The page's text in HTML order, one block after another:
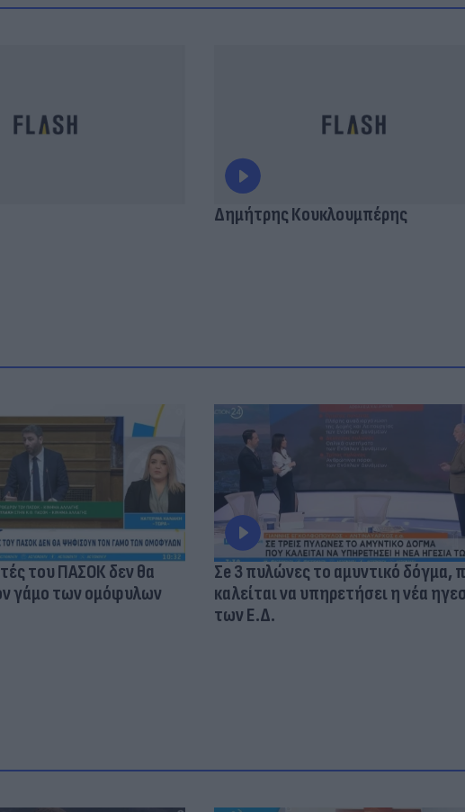
Δημήτρης Κουκλουμπέρης
του ΠΑΣΟΚ δεν θα
γάμο των ομόφυλων
Σe 3 πυλώνες το αμυντικό δόγμα,
καλείται να υπηρετήσει η νέα
των Ε.Δ.